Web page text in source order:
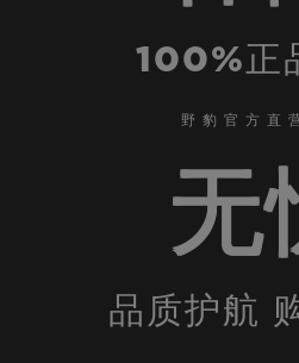
100%正
野豹官方直
无
品质护航